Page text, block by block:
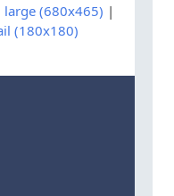
large (680x465) |
(180x180)